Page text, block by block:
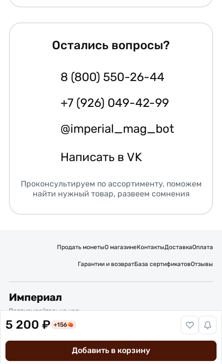
5 200 ₽ +156
Добавить в корзину
Остались вопросы?
8 (800) 550-26-44
+7 (926) 049-42-99
@imperial_mag_bot
Написать в VK
Проконсультируем по ассортименту, поможем
найти нужный товар, развеем сомнения
Продать монетыО магазинеКонтактыДоставкаОплата
Гарантии и возвратБаза сертификатовОтзывы
Империал
Подписывайтесь на нас:
Вакансии
Политика обработки персональных данных
© 2016 – 2026 ИП Титов Александр Михайлович